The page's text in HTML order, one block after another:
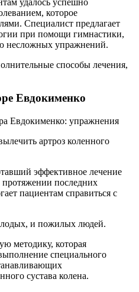
которое
Специалист предлагает
при помощи гимнастики,
несложных упражнений.
способы лечения,
Евдокименко
артроз коленного
эффективное лечение
протяжении последних
пациентам справиться с
и пожилых людей.
методику, которая
специального
сустава колена.